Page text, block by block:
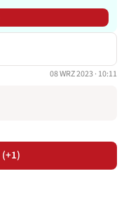
08 WRZ 2023 · 10:11